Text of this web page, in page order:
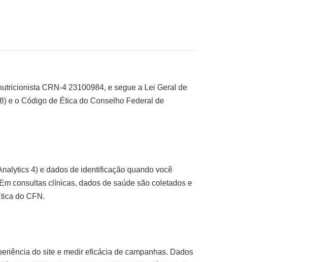
CRN-4 23100984, e segue a Lei Geral de
e o Código de Ética do Conselho Federal de
4) e dados de identificação quando você
consultas clínicas, dados de saúde são coletados e
do CFN.
do site e medir eficácia de campanhas. Dados